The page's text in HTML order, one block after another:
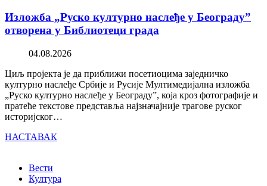
Изложба „Руско културно наслеђе у Београду”
отворена у Библиотеци града
04.08.2026
Циљ пројекта је да приближи посетиоцима заједничко
културно наслеђе Србије и Русије Мултимедијална изложба
„Руско културно наслеђе у Београду”, која кроз фотографије и
пратеће текстове представља најзначајније трагове руског
историјског…
НАСТАВАК
Вести
Култура